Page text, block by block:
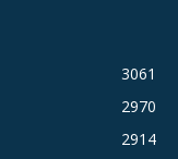
3061
2970
2914